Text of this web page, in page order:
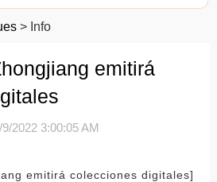
> Info
emitirá
2022 3:00:05 AM
emitirá colecciones digitales]